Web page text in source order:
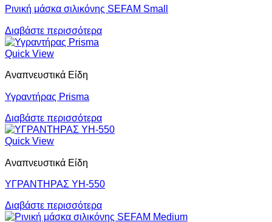
Ρινική μάσκα σιλικόνης SEFAM Small
Διαβάστε περισσότερα
Quick View
Αναπνευστικά Είδη
Υγραντήρας Prisma
Διαβάστε περισσότερα
Quick View
Αναπνευστικά Είδη
ΥΓΡΑΝΤΗΡΑΣ YH-550
Διαβάστε περισσότερα